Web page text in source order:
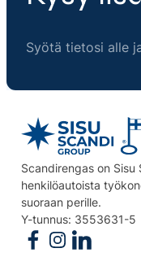
Syötä tietosi alle
Scandirengas on
henkilöautoista
suoraan perille.
Y-tunnus: 3553631-5
Follow us on
Follow us on
Follow us